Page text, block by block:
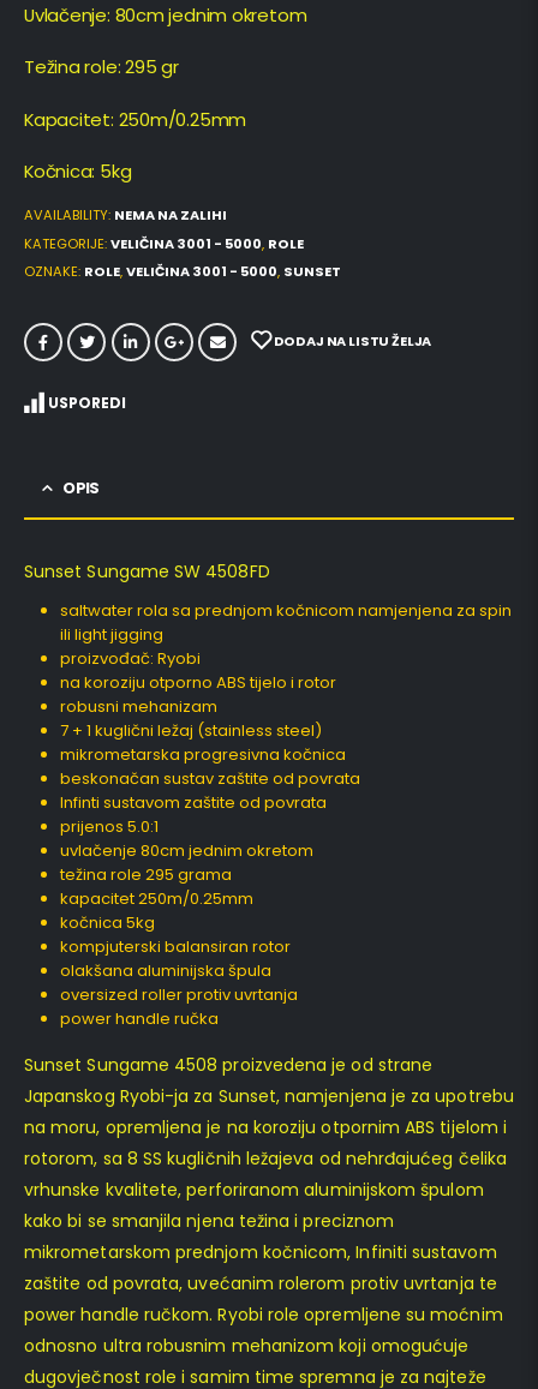
Uvlačenje: 80cm jednim okretom
Težina role: 295 gr
Kapacitet: 250m/0.25mm
Kočnica: 5kg
AVAILABILITY: NEMA NA ZALIHI
KATEGORIJE:VELIČINA 3001 - 5000, ROLE
OZNAKE: ROLE,VELIČINA 3001 - 5000, SUNSET
DODAJ NA LISTU ŽELJA
USPOREDI
OPIS
Sunset Sungame SW 4508FD
saltwater rola sa prednjom kočnicom namjenjena za spin
ili light jigging
proizvođač: Ryobi
na koroziju otporno ABS tijelo i rotor
robusni mehanizam
7 + 1 kuglični ležaj (stainless steel)
mikrometarska progresivna kočnica
beskonačan sustav zaštite od povrata
Infinti sustavom zaštite od povrata
prijenos 5.0:1
uvlačenje 80cm jednim okretom
težina role 295 grama
kapacitet 250m/0.25mm
kočnica 5kg
kompjuterski balansiran rotor
olakšana aluminijska špula
oversized roller protiv uvrtanja
power handle ručka
Sunset Sungame 4508 proizvedena je od strane
Japanskog Ryobi-ja za Sunset, namjenjena je za upotrebu
na moru, opremljena je na koroziju otpornim ABS tijelom i
rotorom, sa 8 SS kugličnih ležajeva od nehrđajućeg čelika
vrhunske kvalitete, perforiranom aluminijskom špulom
kako bi se smanjila njena težina i preciznom
mikrometarskom prednjom kočnicom, Infiniti sustavom
zaštite od povrata, uvećanim rolerom protiv uvrtanja te
power handle ručkom. Ryobi role opremljene su moćnim
odnosno ultra robusnim mehanizom koji omogućuje
dugovječnost role i samim time spremna je za najteže